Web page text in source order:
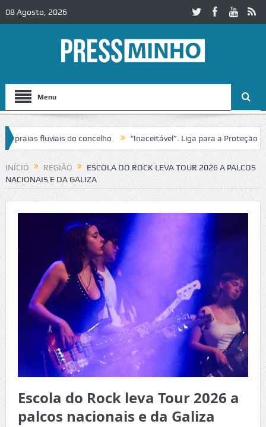
08 Agosto, 2026
Menu
fluviais do concelho “Inaceitável”. Liga para a Proteção da
INÍCIO REGIÃO
ESCOLA DO ROCK LEVA TOUR 2026 A PALCOS
NACIONAIS E DA GALIZA
Escola do Rock leva Tour 2026 a
palcos nacionais e da Galiza